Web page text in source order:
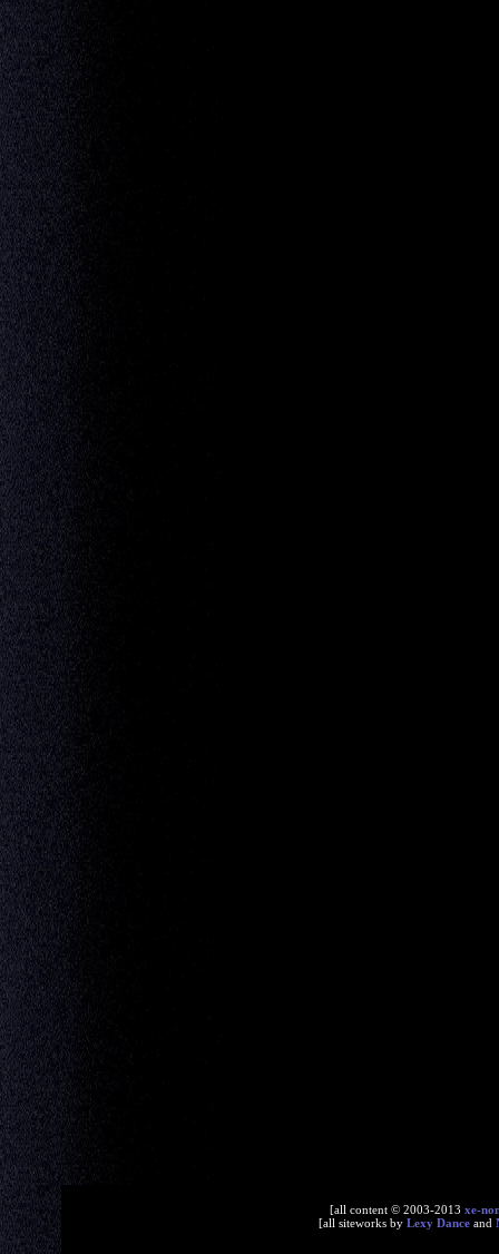
[all content © 2003-2013 xe-
[all siteworks by Lexy Dance and